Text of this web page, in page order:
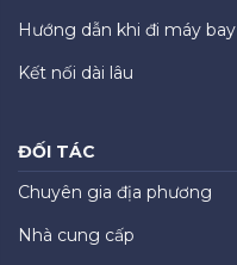
Hướng dẫn khi đi máy bay
Kết nối dài lâu
ĐỐI TÁC
Chuyên gia địa phương
Nhà cung cấp